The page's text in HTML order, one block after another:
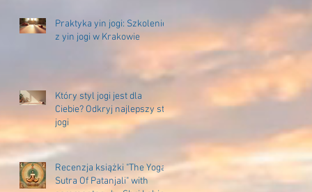
Praktyka yin jogi: Szkolenie
z yin jogi w Krakowie
Który styl jogi jest dla
Ciebie? Odkryj najlepszy styl
jogi
Recenzja książki "The Yoga
Sutra Of Patanjali" with